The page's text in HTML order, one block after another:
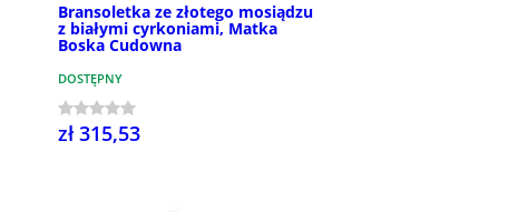
Bransoletka ze złotego mosiądzu
z białymi cyrkoniami, Matka
Boska Cudowna
DOSTĘPNY
zł 315,53